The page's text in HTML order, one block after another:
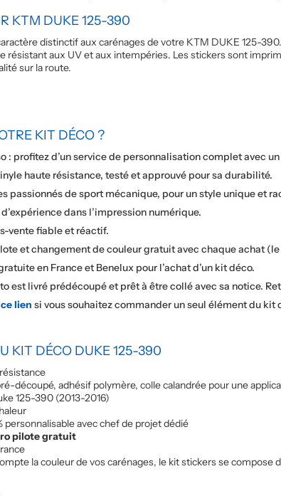
KTM DUKE 125-390
distinctif aux carénages de votre KTM DUKE 125-
résistant aux UV et aux intempéries. Les stickers sont
sur la route.
KIT DÉCO ?
: profitez d’un service de personnalisation complet avec
haute résistance, testé et approuvé pour sa durabilité.
passionnés de sport mécanique, pour un style unique et
dans l’impression numérique.
vente fiable et réactif.
et changement de couleur gratuit avec chaque achat
en France et Benelux pour l’achat d’un kit déco.
est livré prédécoupé et prêt à être collé avec sa notice.
ce lien si vous souhaitez commander un seul élément du kit
KIT DÉCO DUKE125-390
découpé, adhésif polymère, colle calandrée pour une
125-390 (2013-2016)
personnalisable avec chef de projet dédié
pilote gratuit
la couleur de vos carénages, le kit stickers se